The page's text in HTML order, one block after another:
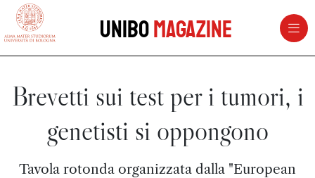
vai al contenuto della pagina
UniboMagazine
Brevetti sui test per i tumori, i
genetisti si oppongono
Tavola rotonda organizzata dalla "European